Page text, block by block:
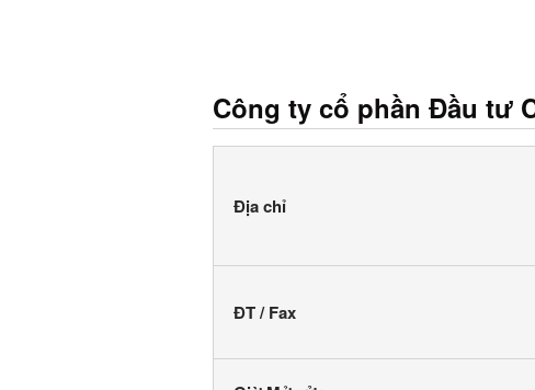
Công ty cổ phần Đầu tư
Địa chỉ
ĐT / Fax